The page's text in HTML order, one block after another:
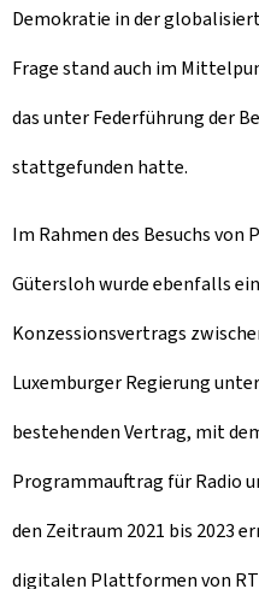
Demokratie in der
Frage stand auch im
das unter Federführung der
stattgefunden hatte.
Im Rahmen des Besuchs
Gütersloh wurde ebenfalls
Konzessionsvertrags
Luxemburger Regierung
bestehenden Vertrag, mit
Programmauftrag für Radio
den Zeitraum 2021 bis 2023
digitalen Plattformen von